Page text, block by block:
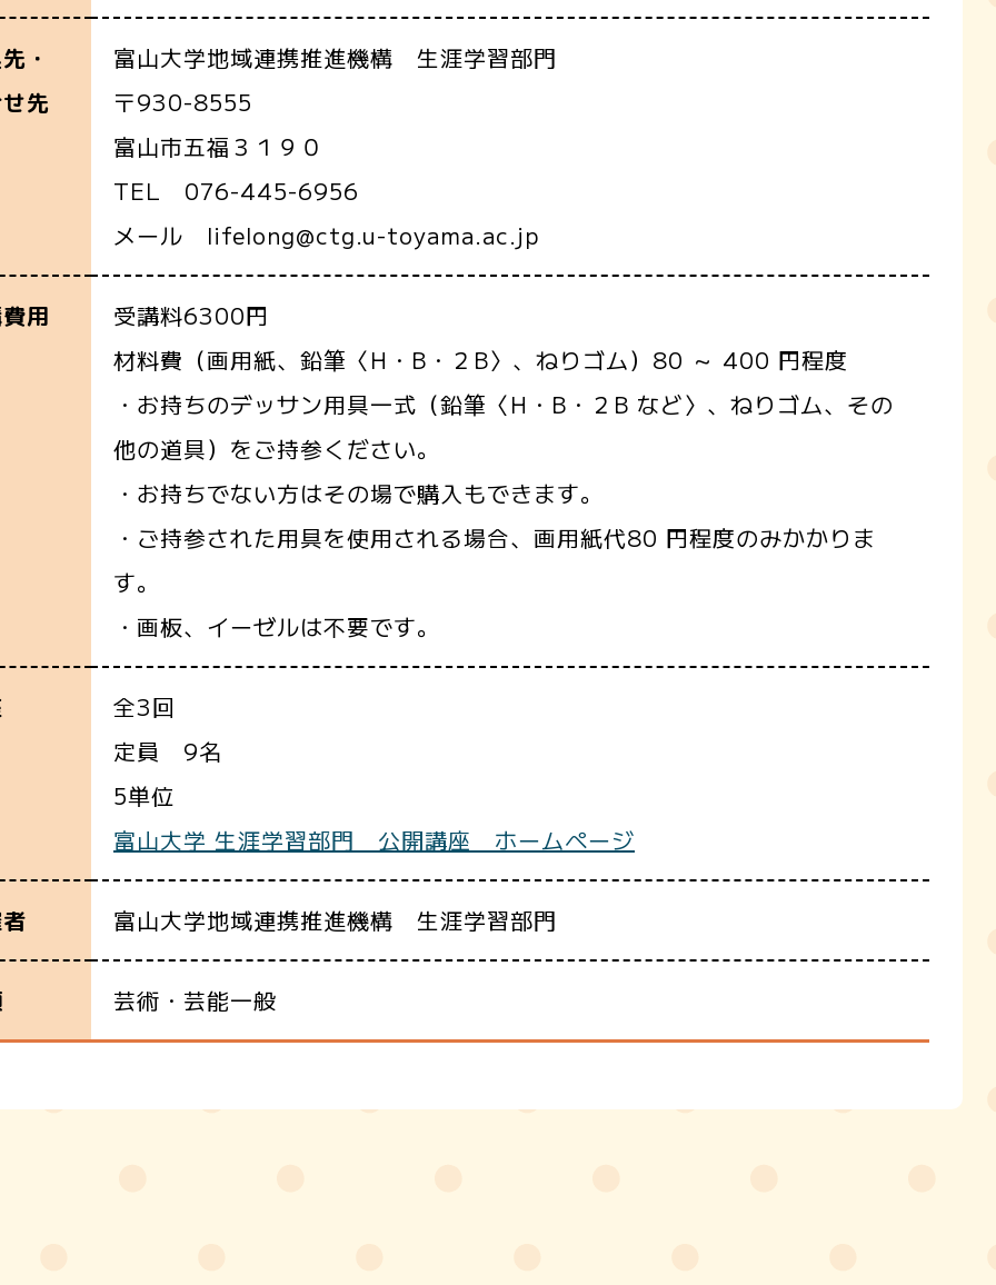
・
先
富山大学地域連携推進機構 生涯学習部門
〒930-8555
富山市五福３１９０
TEL 076-445-6956
メール lifelong@ctg.u-toyama.ac.jp
用
受講料6300円
材料費（画用紙、鉛筆〈H・B・２B〉、ねりゴム）80 ～ 400 円程度
・お持ちのデッサン用具一式（鉛筆〈H・B・２B など〉、ねりゴム、その
他の道具）をご持参ください。
・お持ちでない方はその場で購入もできます。
・ご持参された用具を使用される場合、画用紙代80 円程度のみかかりま
す。
・画板、イーゼルは不要です。
全3回
定員 9名
5単位
富山大学 生涯学習部門 公開講座 ホームページ
富山大学地域連携推進機構 生涯学習部門
芸術・芸能一般